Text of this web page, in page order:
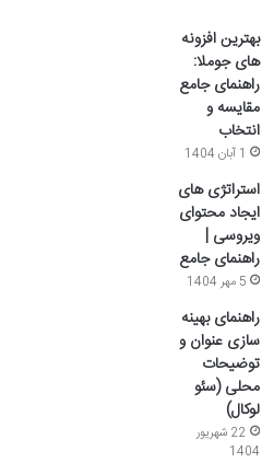
بهترین افزونه
های جوملا:
راهنمای جامع
مقایسه و
انتخاب
1 آبان 1404
استراتژی های
ایجاد محتوای
ویروسی |
راهنمای جامع
5 مهر 1404
راهنمای بهینه
سازی عنوان و
توضیحات
محلی (سئو
لوکال)
22 شهریور
1404